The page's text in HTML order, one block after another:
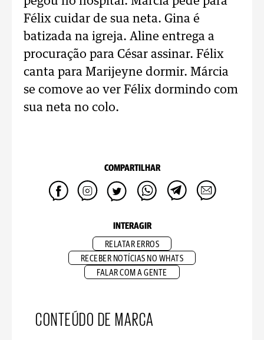
Félix cuidar de sua neta. Gina é
batizada na igreja. Aline entrega a
procuração para César assinar. Félix
canta para Marijeyne dormir. Márcia
se comove ao ver Félix dormindo com
sua neta no colo.
COMPARTILHAR
INTERAGIR
RELATAR ERROS
RECEBER NOTÍCIAS NO WHATS
FALAR COM A GENTE
CONTEÚDO DE MARCA